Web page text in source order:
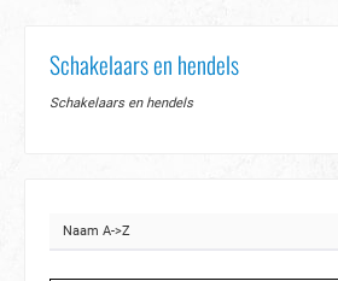
Schakelaars en hendels
Schakelaars en hendels